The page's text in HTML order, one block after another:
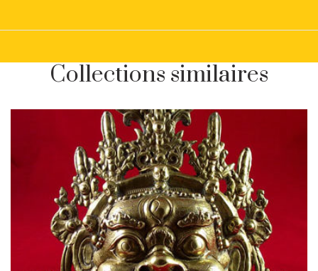
Collections similaires